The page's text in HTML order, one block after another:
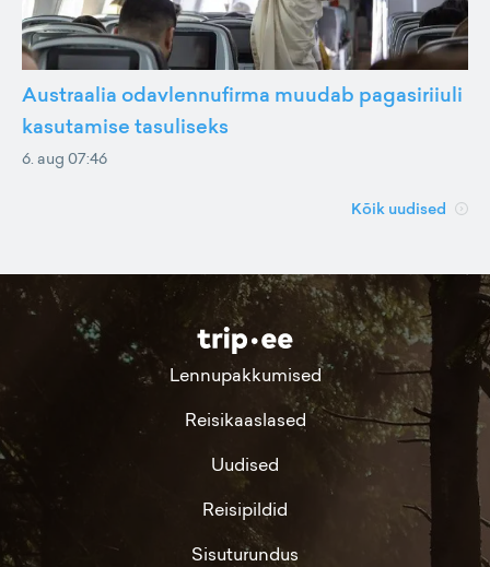
Austraalia odavlennufirma muudab pagasiriiuli
kasutamise tasuliseks
6. aug 07:46
Kõik uudised
Lennupakkumised
Reisikaaslased
Uudised
Reisipildid
Sisuturundus